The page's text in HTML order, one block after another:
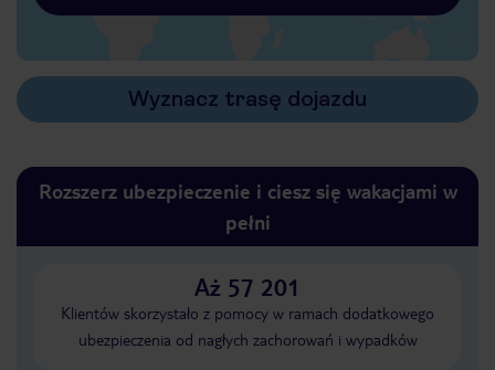
Wyznacz trasę dojazdu
Rozszerz ubezpieczenie i ciesz się wakacjami w
pełni
Aż 57 201
Klientów skorzystało z pomocy w ramach dodatkowego
ubezpieczenia od nagłych zachorowań i wypadków